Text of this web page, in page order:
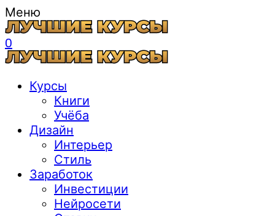
Меню
0
Курсы
Книги
Учёба
Дизайн
Интерьер
Стиль
Заработок
Инвестиции
Нейросети